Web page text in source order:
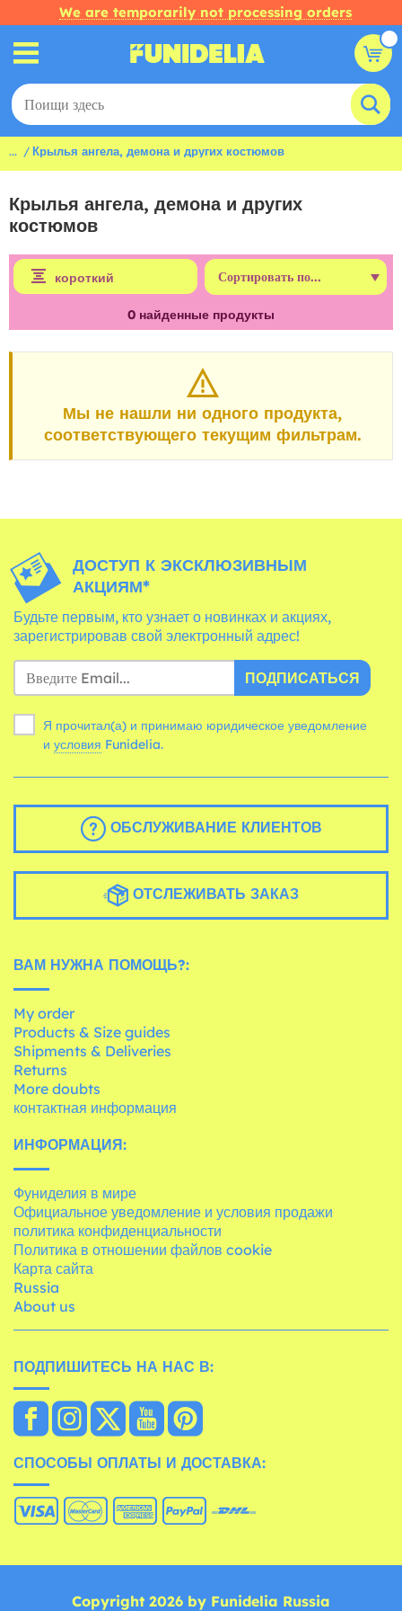
We are temporarily not processing orders
... Крылья ангела, демона и других костюмов
Крылья ангела, демона и других
костюмов
короткий
0 найденные продукты
Мы не нашли ни одного продукта,
соответствующего текущим фильтрам.
ДОСТУП К ЭКСКЛЮЗИВНЫМ
АКЦИЯМ*
Будьте первым, кто узнает о новинках и акциях,
зарегистрировав свой электронный адрес!
ПОДПИСАТЬСЯ
Я прочитал(а) и принимаю юридическое уведомление
и условия Funidelia.
ОБСЛУЖИВАНИЕ КЛИЕНТОВ
ОТСЛЕЖИВАТЬ ЗАКАЗ
ВАМ НУЖНА ПОМОЩЬ?:
My order
Products & Size guides
Shipments & Deliveries
Returns
More doubts
контактная информация
ИНФОРМАЦИЯ:
Фуниделия в мире
Официальное уведомление и условия продажи
политика конфиденциальности
Политика в отношении файлов cookie
Карта сайта
Russia
About us
ПОДПИШИТЕСЬ НА НАС В:
СПОСОБЫ ОПЛАТЫ И ДОСТАВКА:
Copyright 2026 by Funidelia Russia